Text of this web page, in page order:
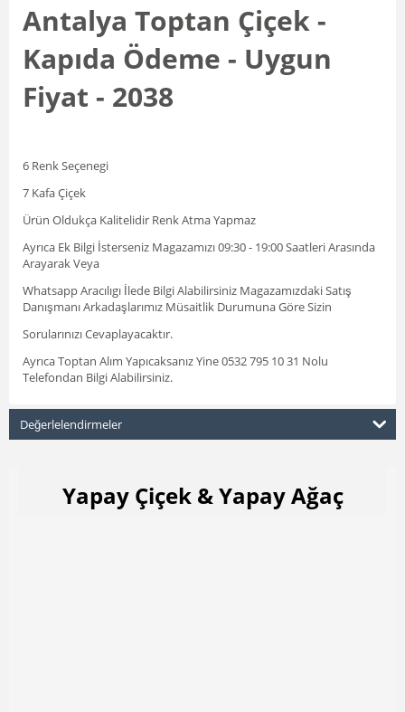
Antalya Toptan Çiçek -
Kapıda Ödeme - Uygun
Fiyat - 2038
6 Renk Seçenegi
7 Kafa Çiçek
Ürün Oldukça Kalitelidir Renk Atma Yapmaz
Ayrıca Ek Bilgi İsterseniz Magazamızı 09:30 - 19:00 Saatleri Arasında
Arayarak Veya
Whatsapp Aracılıgı İlede Bilgi Alabilirsiniz Magazamızdaki Satış
Danışmanı Arkadaşlarımız Müsaitlik Durumuna Göre Sizin
Sorularınızı Cevaplayacaktır.
Ayrıca Toptan Alım Yapıcaksanız Yine 0532 795 10 31 Nolu
Telefondan Bilgi Alabilirsiniz.
Değerlelendirmeler
Yapay Çiçek & Yapay Ağaç